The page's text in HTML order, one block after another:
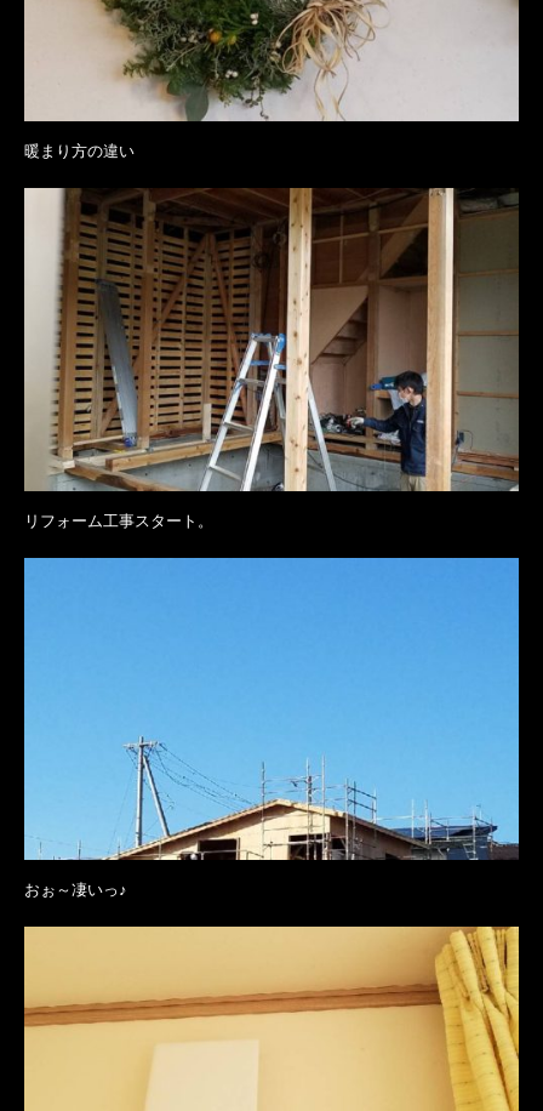
暖まり方の違い
リフォーム工事スタート。
おぉ～凄いっ♪